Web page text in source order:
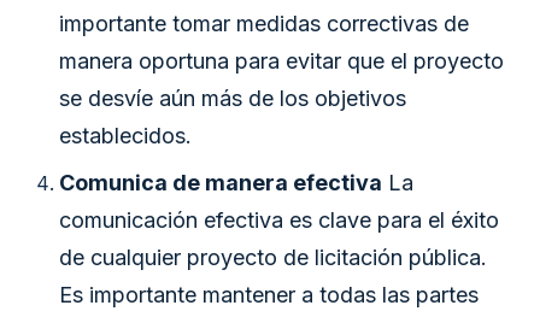
importante tomar medidas correctivas de
manera oportuna para evitar que el proyecto
se desvíe aún más de los objetivos
establecidos.
Comunica de manera efectiva La
comunicación efectiva es clave para el éxito
de cualquier proyecto de licitación pública.
Es importante mantener a todas las partes